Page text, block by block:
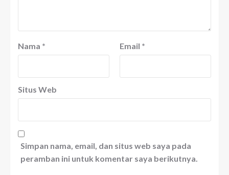
Nama * Email *
Situs Web
Simpan nama, email, dan situs web saya pada
peramban ini untuk komentar saya berikutnya.